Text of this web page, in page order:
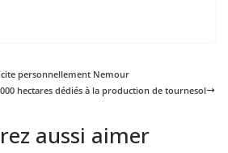
personnellement Nemour
hectares dédiés à la production de tournesol
aussi aimer